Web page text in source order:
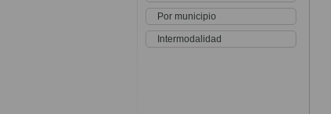
Por municipio
Intermodalidad